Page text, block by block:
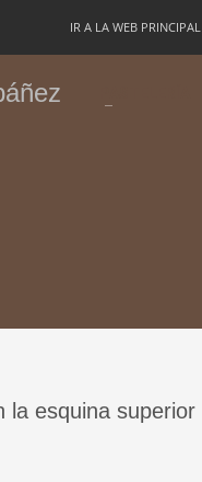
IR A LA WEB
esquina superior